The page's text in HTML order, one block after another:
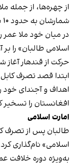
از چهره‌ها، از جمله
در میان خود ملا عمر
اسلامی طالبان» را
حرکت از قندهار
ابتدا قصد تصرف کابل
اهداف و آجندای
افغانستان را تسخیر
امارت اسلامی
اسلامی» نام‌گذاری
به‌ویژه دوره خلافت